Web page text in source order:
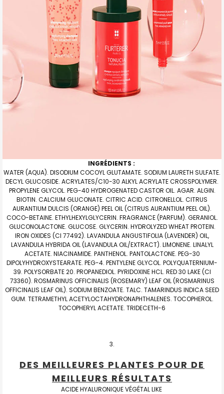
INGRÉDIENTS :
WATER (AQUA). DISODIUM COCOYL GLUTAMATE. SODIUM LAURETH SULFATE.
DECYL GLUCOSIDE. ACRYLATES/C10-30 ALKYL ACRYLATE CROSSPOLYMER.
PROPYLENE GLYCOL. PEG-40 HYDROGENATED CASTOR OIL. AGAR. ALGIN.
BIOTIN. CALCIUM GLUCONATE. CITRIC ACID. CITRONELLOL. CITRUS
AURANTIUM DULCIS (ORANGE) PEEL OIL (CITRUS AURANTIUM PEEL OIL).
COCO-BETAINE. ETHYLHEXYLGLYCERIN. FRAGRANCE (PARFUM). GERANIOL.
GLUCONOLACTONE. GLUCOSE. GLYCERIN. HYDROLYZED WHEAT PROTEIN.
IRON OXIDES (CI 77492). LAVANDULA ANGUSTIFOLIA (LAVENDER) OIL,
LAVANDULA HYBRIDA OIL (LAVANDULA OIL/EXTRACT). LIMONENE. LINALYL
ACETATE. NIACINAMIDE. PANTHENOL. PANTOLACTONE. PEG-30
DIPOLYHYDROXYSTEARATE. PEG-4. PENTYLENE GLYCOL. POLYQUATERNIUM-
39. POLYSORBATE 20. PROPANEDIOL. PYRIDOXINE HCL. RED 30 LAKE (CI
73360). ROSMARINUS OFFICINALIS (ROSEMARY) LEAF OIL (ROSMARINUS
OFFICINALIS LEAF OIL). SODIUM BENZOATE. TALC. TAMARINDUS INDICA SEED
GUM. TETRAMETHYL ACETYLOCTAHYDRONAPHTHALENES. TOCOPHEROL.
TOCOPHERYL ACETATE. TRIDECETH-6
DES MEILLEURES PLANTES POUR DE
MEILLEURS RÉSULTATS
ACIDE HYALURONIQUE VÉGÉTAL LIKE